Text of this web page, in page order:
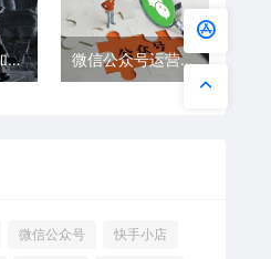
公众号如何添加管理员？微信公众号添加管理员具体方法 微信公众号运营外包怎么收费
微信公众号 快手小店